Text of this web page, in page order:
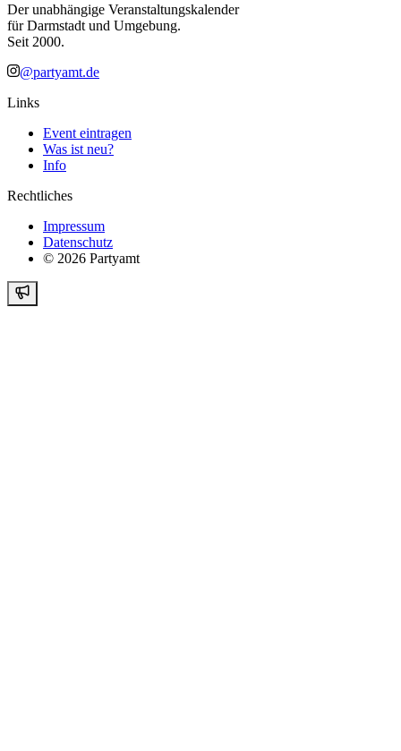
Der unabhängige Veranstaltungskalender
für Darmstadt und Umgebung.
Seit 2000.
@partyamt.de
Links
Event eintragen
Was ist neu?
Info
Rechtliches
Impressum
Datenschutz
© 2026 Partyamt